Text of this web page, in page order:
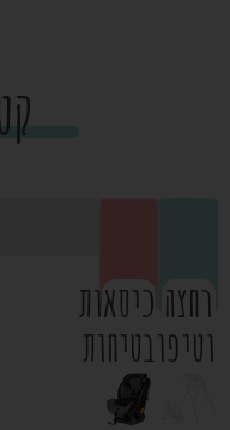
רחצה
וטיפוח
כיסאות
בטיחות